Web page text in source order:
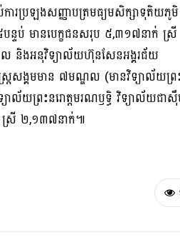
ការប្រឡងសញ្ញាបត្រមធ្យមសិក្សាទុតិយភូមិ
ប់ មានបេក្ខជនសរុប ៥,៣១៧នាក់ ស្រី
ល និងអនុវិទ្យាល័យហ៊ុនសែនអង្គរជ័យ
សង្គមមាន ៧មណ្ឌល (មានវិទ្យាល័យព្រ
ល័យព្រះនរោត្តមរណឫទ្ធិ វិទ្យាល័យជា
ស្រី ២,១៣៧នាក់៕